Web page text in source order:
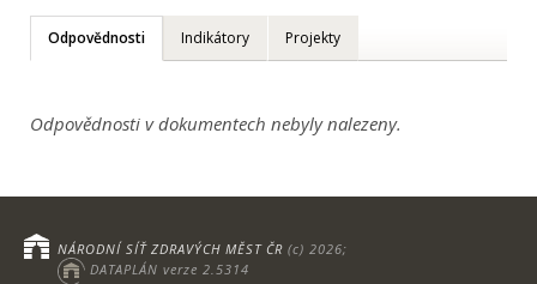
Odpovědnosti Indikátory Projekty
Odpovědnosti v dokumentech nebyly nalezeny.
NÁRODNÍ SÍŤ ZDRAVÝCH MĚST ČR (c) 2026;
DATAPLÁN verze 2.5314